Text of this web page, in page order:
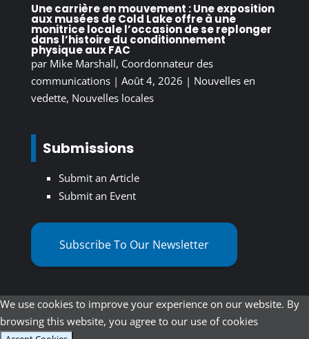
Une carrière en mouvement : Une exposition
aux musées de Cold Lake offre à une
monitrice locale l’occasion de se replonger
dans l’histoire du conditionnement
physique aux FAC
par Mike Marshall, Coordonnateur des
communications| Août 4, 2026 | Nouvelles en
vedette, Nouvelles locales
Submissions
Submit an Article
Submit an Event
Subscribe To Our Newsletter
We use cookies to improve your experience on our website. By
browsing this website, you agree to our use of cookies